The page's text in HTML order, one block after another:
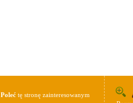
Polećtę stronę zainteresowanym